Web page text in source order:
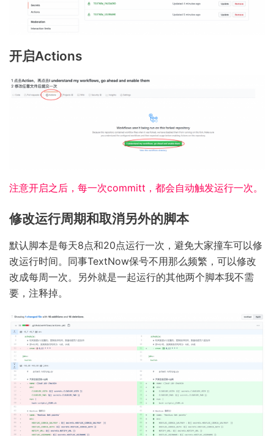
开启Actions
注意开启之后，每一次committ，都会自动触发运行一次。
修改运行周期和取消另外的脚本
默认脚本是每天8点和20点运行一次，避免大家撞车可以修
改运行时间。同事TextNow保号不用那么频繁，可以修改
改成每周一次。另外就是一起运行的其他两个脚本我不需
要，注释掉。